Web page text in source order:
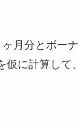
月分とボー
仮に計算して